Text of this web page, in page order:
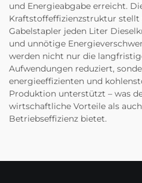
und Energieabgabe erreicht.
Kraftstoffeffizienzstruktur stellt
Gabelstapler jeden Liter
und unnötige
werden nicht nur die
Aufwendungen reduziert,
energieeffizienten und
Produktion unterstützt – was
wirtschaftliche Vorteile als
Betriebseffizienz bietet.